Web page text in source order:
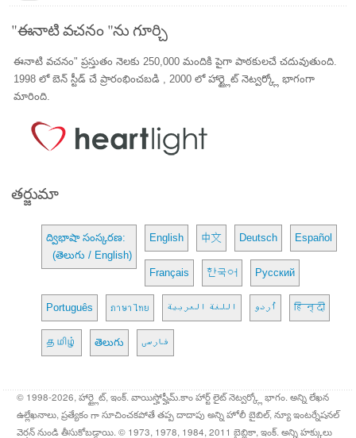
"ఈనాటి వచనం "ను గూర్చి
ఈనాటి వచనం" ప్రస్తుతం నెలకు 250,000 మందికి పైగా పాఠకులచే చదువుతుంది.
1998 లో బెన్ స్టీడ్ చే ప్రారంభించబడి , 2000 లో హార్ట్లైట్ నెట్వర్క్లో భాగంగా
మారింది.
తర్జుమా
ద్విభాషా సంస్కరణ:
(తెలుగు / English)
English 中文 Deutsch Español
Français 한국어 Русский
Português ภาษาไทย اللغة العربية اُردو हिन्दी
தமிழ் తెలుగు فارسی
© 1998-2026, హార్ట్లైట్, ఇంక్. వాయిస్హోఫ్హీమ్.కాం హార్ట్ లైట్ నెట్వర్క్లో భాగం. అన్ని లేఖన
ఉల్లేఖనాలు, ప్రత్యేకం గా సూచించకపోతే తప్ప దాదాపు అన్ని హోలీ బైబిల్, న్యూ ఇంటర్నేషనల్
వెర్షన్ నుండి తీసుకోబడ్డాయి. © 1973, 1978, 1984, 2011 బైబ్లికా, ఇంక్. అన్ని హక్కులు